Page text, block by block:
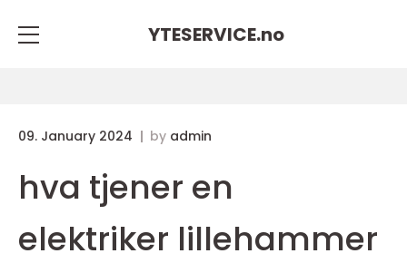
YTESERVICE.no
09. January 2024 by admin
hva tjener en
elektriker lillehammer